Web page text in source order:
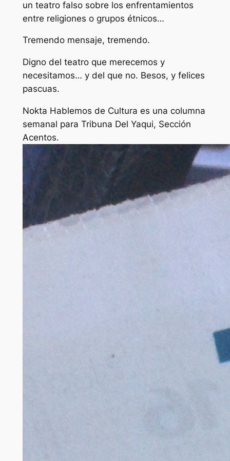
un teatro falso sobre los enfrentamientos
entre religiones o grupos étnicos…
Tremendo mensaje, tremendo.
Digno del teatro que merecemos y
necesitamos… y del que no. Besos, y felices
pascuas.
Nokta Hablemos de Cultura es una columna
semanal para Tribuna Del Yaqui, Sección
Acentos.